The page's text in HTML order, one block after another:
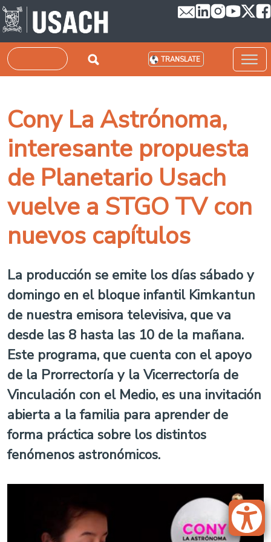
Skip to main content
Search TRANSLATE
Cony La Astrónoma,
interesante propuesta
de Planetario Usach
vuelve a STGO TV con
nuevos capítulos
La producción se emite los días sábado y
domingo en el bloque infantil Kimkantun
de nuestra emisora televisiva, que va
desde las 8 hasta las 10 de la mañana.
Este programa, que cuenta con el apoyo
de la Prorrectoría y la Vicerrectoría de
Vinculación con el Medio, es una invitación
abierta a la familia para aprender de
forma práctica sobre los distintos
fenómenos astronómicos.